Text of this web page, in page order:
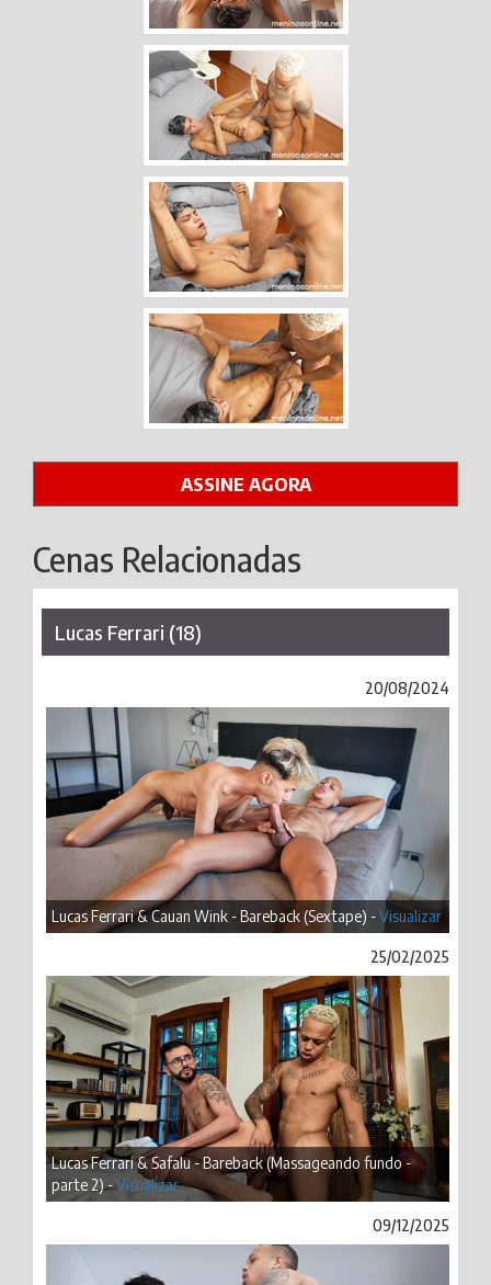
ASSINE AGORA
Cenas Relacionadas
Lucas Ferrari (18)
20/08/2024
Lucas Ferrari & Cauan Wink - Bareback (Sextape) -Visualizar
25/02/2025
Lucas Ferrari & Safalu - Bareback (Massageando fundo -
parte 2) -Visualizar
09/12/2025